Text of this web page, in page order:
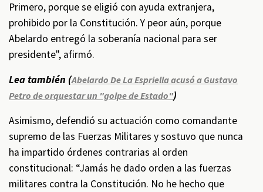
Primero, porque se eligió con ayuda extranjera,
prohibido por la Constitución. Y peor aún, porque
Abelardo entregó la soberanía nacional para ser
presidente", afirmó.
Lea también (Abelardo De La Espriella acusó a Gustavo
Petro de orquestar un "golpe de Estado")
Asimismo, defendió su actuación como comandante
supremo de las Fuerzas Militares y sostuvo que nunca
ha impartido órdenes contrarias al orden
constitucional: “Jamás he dado orden a las fuerzas
militares contra la Constitución. No he hecho que